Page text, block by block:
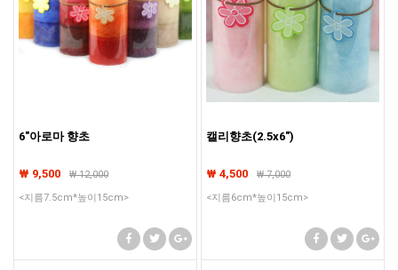
6"아로마 향초
₩ 9,500 ₩12,000
<지름7.5cm*높이15cm>
캘리향초(2.5x6")
₩ 4,500 ₩7,000
<지름6cm*높이15cm>